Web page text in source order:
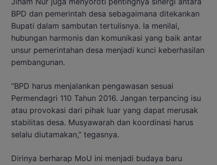
BPD dan pemerintah desa sebagaimana ditekankan
Bupati dalam sambutan tertulisnya. Ia menilai,
hubungan harmonis dan komunikasi yang baik antar
unsur pemerintahan desa menjadi kunci keberhasilan
pembangunan.
“BPD harus menjalankan pengawasan sesuai
Permendagri 110 Tahun 2016. Jangan terpancing isu
atau provokasi dari pihak luar yang dapat merusak
stabilitas desa. Musyawarah dan koordinasi harus
selalu diutamakan,” tegasnya.
Dirinya berharap MoU ini menjadi budaya baru